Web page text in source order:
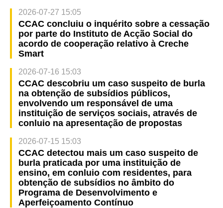
2026-07-27 15:05
CCAC concluiu o inquérito sobre a cessação
por parte do Instituto de Acção Social do
acordo de cooperação relativo à Creche
Smart
2026-07-16 15:03
CCAC descobriu um caso suspeito de burla
na obtenção de subsídios públicos,
envolvendo um responsável de uma
instituição de serviços sociais, através de
conluio na apresentação de propostas
2026-07-15 15:03
CCAC detectou mais um caso suspeito de
burla praticada por uma instituição de
ensino, em conluio com residentes, para
obtenção de subsídios no âmbito do
Programa de Desenvolvimento e
Aperfeiçoamento Contínuo